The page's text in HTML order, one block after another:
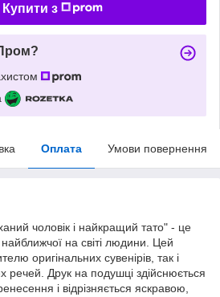
Купити з
Оплата Умови повернення
чоловік і найкращий тато" - це
на світі людини. Цей
оригінальних сувенірів, так і
речей. Друк на подушці здійснюється
і відрізняється яскравою,